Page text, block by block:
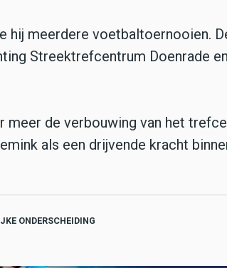
hij meerdere voetbaltoernooien.
Streektrefcentrum Doenrade
meer de verbouwing van het
als een drijvende kracht
ONDERSCHEIDING